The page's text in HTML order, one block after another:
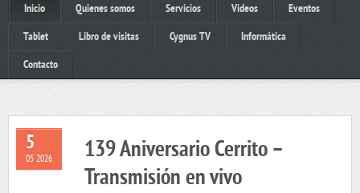
Inicio Quienes somos Servicios Videos Eventos
Tablet Libro de visitas Cygnus TV Informática
Contacto
5
05 2026
139 Aniversario Cerrito –
Transmisión en vivo